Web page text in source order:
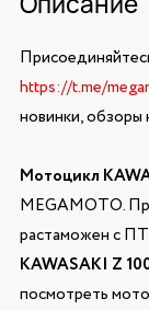
https://t.me/
новинки, обзоры
Мотоцикл
MEGAMOTO.
растаможен с
KAWASAKI Z
посмотреть